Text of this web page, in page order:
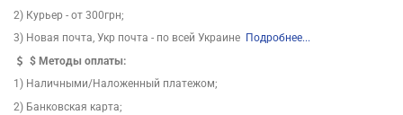
2) Курьер - от 300грн;
3) Новая почта, Укр почта - по всей Украине Подробнее...
$Методы оплаты:
1) Наличными/Наложенный платежом;
2) Банковская карта;